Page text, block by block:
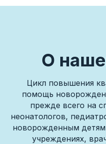
О
Цикл повышения
помощь
прежде всего на
неонатологов,
новорожденным
учреждениях,